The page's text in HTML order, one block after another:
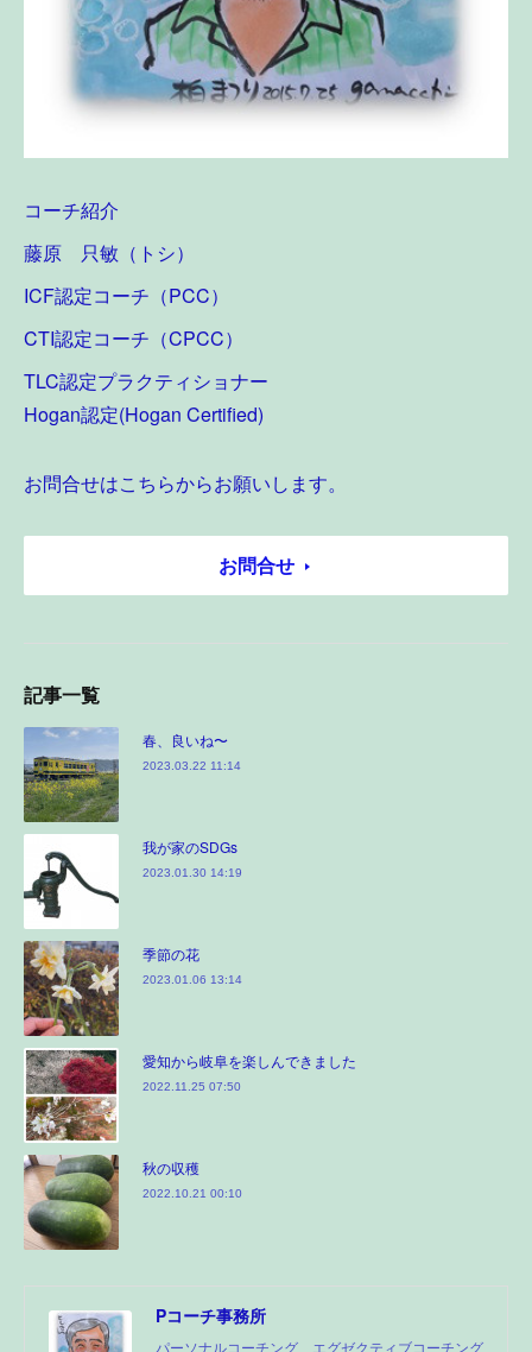
コーチ紹介
藤原 只敏（トシ）
ICF認定コーチ（PCC）
CTI認定コーチ（CPCC）
TLC認定プラクティショナー
Hogan認定(Hogan Certified)
お問合せはこちらからお願いします。
お問合せ
記事一覧
春、良いね〜
2023.03.22 11:14
我が家のSDGs
2023.01.30 14:19
季節の花
2023.01.06 13:14
愛知から岐阜を楽しんできました
2022.11.25 07:50
秋の収穫
2022.10.21 00:10
Pコーチ事務所
パーソナルコーチング、エグゼクティブコーチング